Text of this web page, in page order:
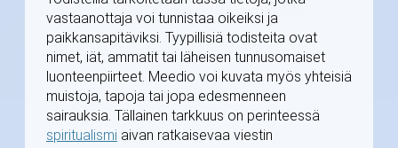
vastaanottaja voi tunnistaa oikeiksi ja
paikkansapitäviksi. Tyypillisiä todisteita ovat
nimet, iät, ammatit tai läheisen tunnusomaiset
luonteenpiirteet. Meedio voi kuvata myös yhteisiä
muistoja, tapoja tai jopa edesmenneen
sairauksia. Tällainen tarkkuus on perinteessä
spiritualismi aivan ratkaisevaa viestin